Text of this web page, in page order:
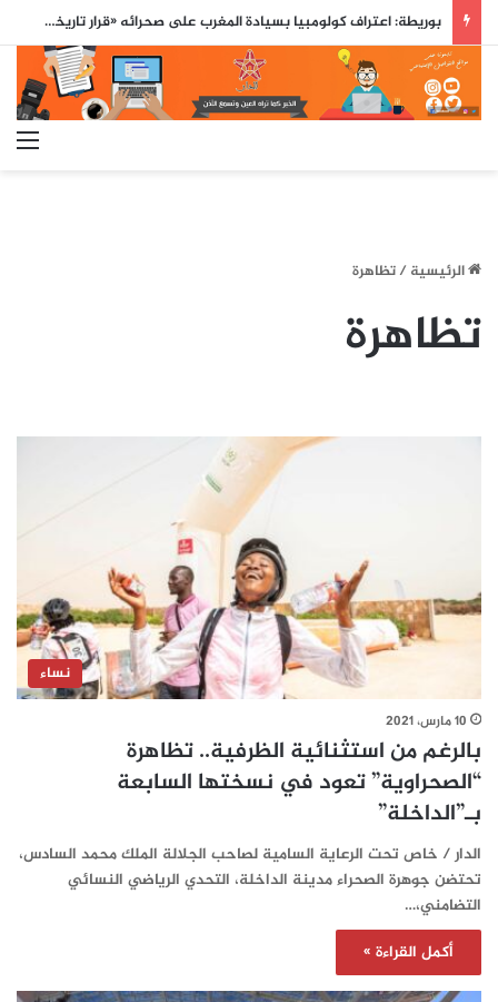
نائب رئيس كولومبيا: المغرب حليفنا الرئيسي في إفريقيا ونعمل على بناء شراكة استراتيجية معه
الرئيسية/تظاهرة
تظاهرة
نساء
10 مارس، 2021
بالرغم من استثنائية الظرفية.. تظاهرة
“الصحراوية” تعود في نسختها السابعة
بـ”الداخلة”
الدار / خاص تحت الرعاية السامية لصاحب الجلالة الملك محمد السادس،
تحتضن جوهرة الصحراء مدينة الداخلة، التحدي الرياضي النسائي
التضامني،…
أكمل القراءة »